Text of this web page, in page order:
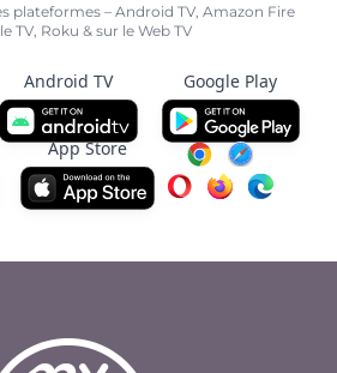
plateformes – Android TV, Amazon Fire
TV, Roku & sur le Web TV
Android TV Google Play
App Store